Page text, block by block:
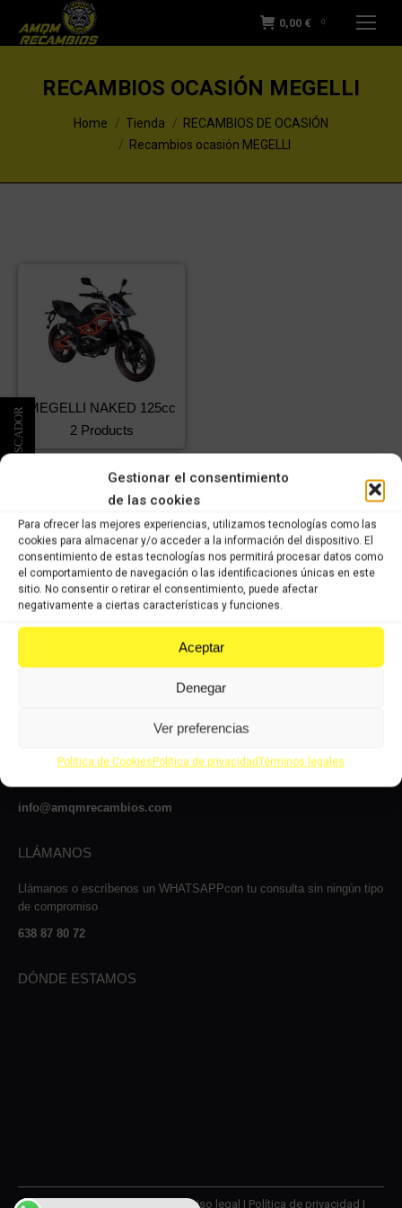
Gestionar el consentimiento
de las cookies
Para ofrecer las mejores experiencias, utilizamos tecnologías como las
cookies para almacenar y/o acceder a la información del dispositivo. El
consentimiento de estas tecnologías nos permitirá procesar datos como
el comportamiento de navegación o las identificaciones únicas en este
sitio. No consentir o retirar el consentimiento, puede afectar
negativamente a ciertas características y funciones.
Aceptar
Denegar
Ver preferencias
Política de CookiesPolítica de privacidadTérminos legales
0,00 € 0
RECAMBIOS OCASIÓN MEGELLI
You are here:Home Tienda
RECAMBIOS DE OCASIÓN
Recambios ocasión MEGELLI
MEGELLI NAKED 125cc
2 Products
VISÍTANOS
Le atenderemos con mucho gusto dentro de nuestro horario: de lunes
de 15:00 a 16:00 y los sábados de 9:00 a 13:00h.
Carrer Josep Maria Sert, 13, Nave 2, 08530
Contacta con nosotros vía e-mail y te responderemos en la mayor
info@amqmrecambios.com
LLÁMANOS
Llámanos o escríbenos un WHATSAPPcon tu consulta sin ningún tipo
de compromiso
638 87 80 72
DÓNDE ESTAMOS
© 2026 AMQM Recambios | Aviso legal | Política de privacidad |